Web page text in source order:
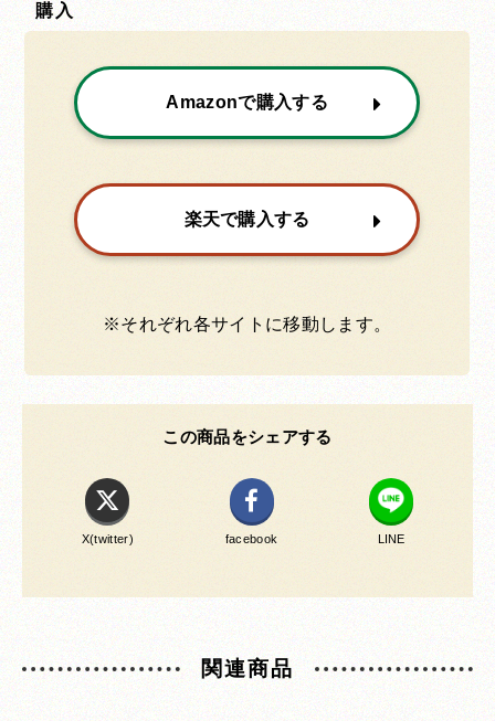
購入
Amazonで購入する
楽天で購入する
※それぞれ各サイトに移動します。
この商品をシェアする
X(twitter) facebook LINE
関連商品